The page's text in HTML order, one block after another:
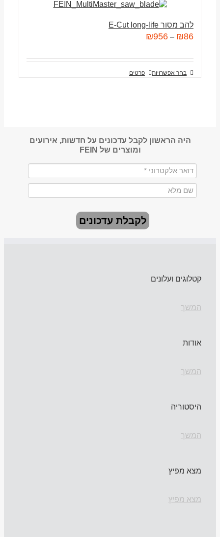
להב מסור E-Cut long-life
₪86
–
₪956
בחר אפשרויות פרטים
היה הראשון לקבל עדכונים על חדשות, אירועים
ומוצרים של FEIN
לקבלת עדכונים
קטלוגים ועלונים
המשך
אודות
המשך
היסטוריה
המשך
מצא מפיץ
מצא מפיץ